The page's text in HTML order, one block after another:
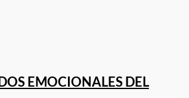
EMOCIONALES DEL